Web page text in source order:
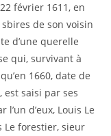
février 1611, en
de son voisin
d’une querelle
qui, survivant à
1660, date de
est saisi par ses
d’eux, Louis Le
Le forestier, sieur